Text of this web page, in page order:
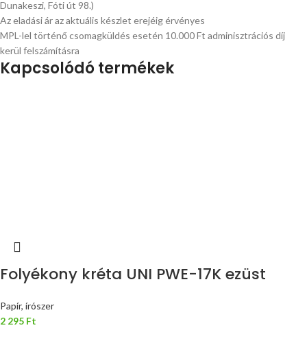
Dunakeszi, Fóti út 98.)
Az eladási ár az aktuális készlet erejéig érvényes
MPL-lel történő csomagküldés esetén 10.000 Ft adminisztrációs díj
kerül felszámításra
Kapcsolódó termékek
Folyékony kréta UNI PWE-17K ezüst
Papír, írószer
2 295 Ft